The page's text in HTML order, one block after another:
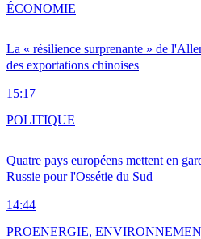
La « résilience surprenante » de
des exportations chinoises
15:17
ÉCONOMIE
Quatre pays européens mettent en
Russie pour l'Ossétie du Sud
14:44
POLITIQUE
PROENERGIE,